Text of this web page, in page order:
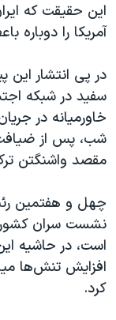
این حقیقت که
آمریکا را دوباره
در پی انتشار این
سفید در شبکه
خاورمیانه در
شب، پس از ضیافت
مقصد واشنگتن
چهل و هفتمین
نشست سران
است، در حاشیه
افزایش تنش‌ها
کرد.